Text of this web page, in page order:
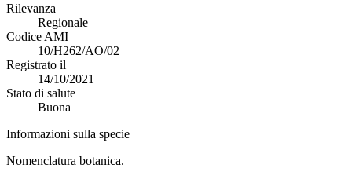
Rilevanza
Regionale
Codice AMI
10/H262/AO/02
Registrato il
14/10/2021
Stato di salute
Buona
Informazioni sulla specie
Nomenclatura botanica.